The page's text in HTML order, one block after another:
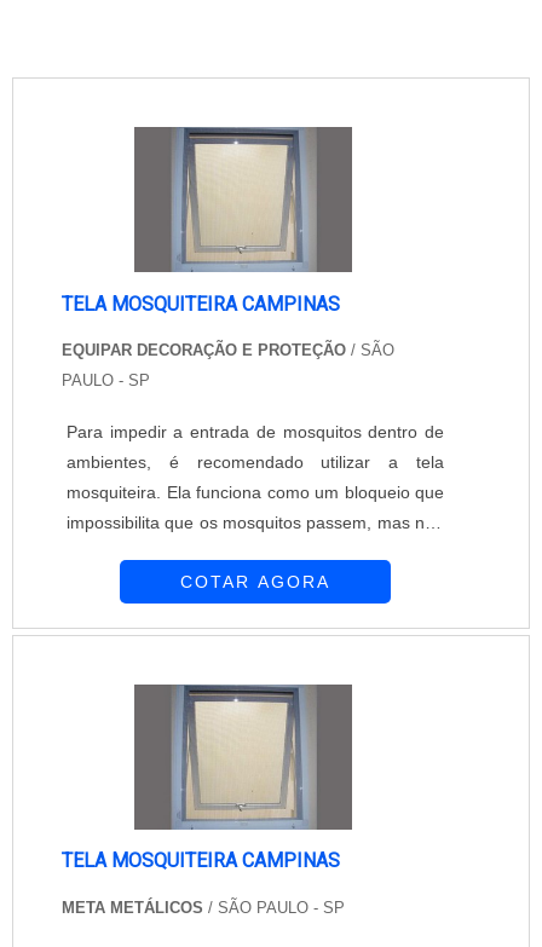
TELA MOSQUITEIRA CAMPINAS
EQUIPAR DECORAÇÃO E PROTEÇÃO / SÃO
PAULO - SP
Para impedir a entrada de mosquitos dentro de
ambientes, é recomendado utilizar a tela
mosquiteira. Ela funciona como um bloqueio que
impossibilita que os mosquitos passem, mas não
A empresa Equipar Decoração e Proteção
profissionais altamente qualificados e
COTAR AGORA
TELA MOSQUITEIRA CAMPINAS
META METÁLICOS / SÃO PAULO - SP